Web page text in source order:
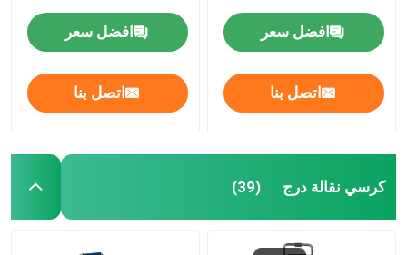
المنتجات
فيديوهات
جولة في المصنع
مراقبة الجودة
افضل سعر
اتصل بنا
افضل سعر
اتصل بنا
كرسي نقالة درج (39)